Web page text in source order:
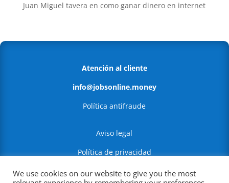
Juan Miguel tavera en como ganar dinero en internet
Atención al cliente
info@jobsonline.money
Política antifraude
Aviso legal
Política de privacidad
Política de Cookies
We use cookies on our website to give you the most